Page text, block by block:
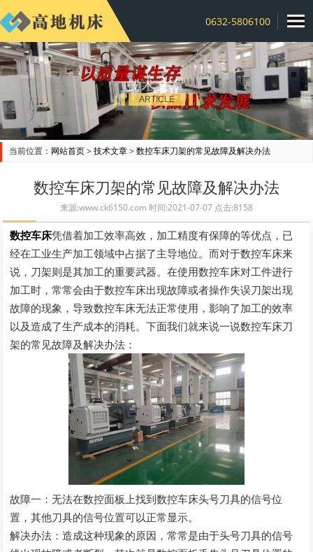
0632-5806100
技术文章
ARTICLE
当前位置： 网站首页>技术文章>数控车床刀架的常见故障及解决办法
数控车床刀架的常见故障及解决办法
来源:www.ck6150.com 时间:2021-07-07 点击:8158
数控车床凭借着加工效率高效，加工精度有保障的等优点，已
经在工业生产加工领域中占据了主导地位。而对于数控车床来
说，刀架则是其加工的重要武器。在使用数控车床对工件进行
加工时，常常会由于数控车床出现故障或者操作失误刀架出现
故障的现象，导致数控车床无法正常使用，影响了加工的效率
以及造成了生产成本的消耗。下面我们就来说一说数控车床刀
架的常见故障及解决办法：
故障一：无法在数控面板上找到数控车床头号刀具的信号位
置，其他刀具的信号位置可以正常显示。
解决办法：造成这种现象的原因，常常是由于头号刀具的信号